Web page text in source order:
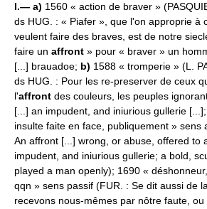
I.— a) 1560 « action de braver »
ds HUG. : « Piafer », que l'on approprie à
veulent faire des braves, est de notre
faire un affront » pour « braver » un
[...] brauadoe; b) 1588 « tromperie » (L.
ds HUG. : Pour les re-preserver de ceux
l'affront des couleurs, les peuples
[...] an impudent, and iniurious gullerie [...];
insulte faite en face, publiquement » sens
An affront [...] wrong, or abuse, offered to
impudent, and iniurious gullerie; a bold,
played a man openly); 1690 «
qqn » sens passif (FUR. : Se dit aussi de
recevons nous-mêmes par nôtre faute,